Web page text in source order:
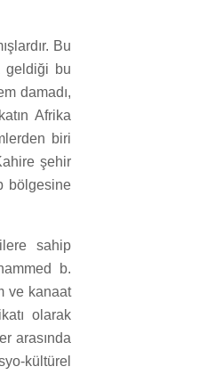
Bu
geldiği bu
damadı,
Afrika
biri
şehir
bölgesine
sahip
b.
ve kanaat
olarak
arasında
kültürel